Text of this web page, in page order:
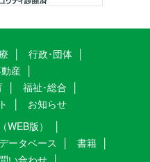
行政･団体
産
福祉･総合
お知らせ
WEB版）
ータベース
書籍